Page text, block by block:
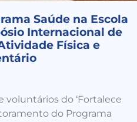
Saúde na Escola
Internacional de
Física e
voluntários do ‘Fortalece
do Programa